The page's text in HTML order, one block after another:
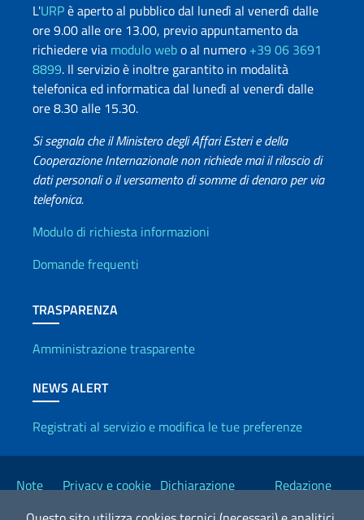
L'URPè aperto al pubblico dal lunedì al venerdì dalle
ore 9.00 alle ore 13.00, previo appuntamento da
richiedere via modulo webo al numero +39 06 3691
8899. Il servizio è inoltre garantito in modalità
telefonica ed informatica dal lunedì al venerdì dalle
ore 8.30 alle 15.30.
Si segnala che il Ministero degli Affari Esteri e della
Cooperazione Internazionale non richiede mai il rilascio di
dati personali o il versamento di somme di denaro per via
telefonica.
Info utili
Modulo di richiesta informazioni
Domande frequenti
TRASPARENZA
Amministrazione trasparente
NEWS ALERT
Registrati al servizio e modifica le tue preferenze
Link Utili
Note
Privacy e cookie Dichiarazione
Redazione